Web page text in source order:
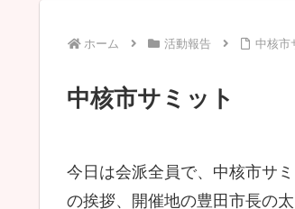
ホーム 活動報告 中核市
中核市サミット
今日は会派全員で、中核市サ
の挨拶、開催地の豊田市長の